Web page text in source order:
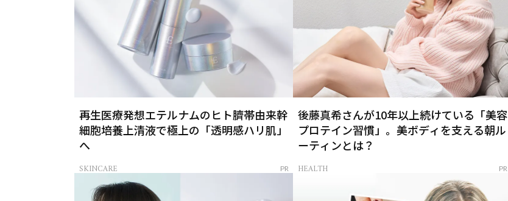
再生医療発想エテルナムのヒト臍帯由来幹
細胞培養上清液で極上の「透明感ハリ肌」
へ
SKINCARE PR
後藤真希さんが10年以上続けている「美容
プロテイン習慣」。美ボディを支える朝ル
ーティンとは？
HEALTH PR